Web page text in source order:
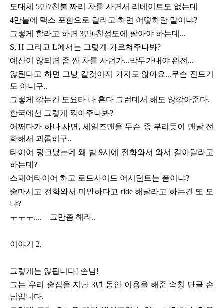
도대체 5만7천불 짜리 차를 사면서 리베이트도 없는데
4만불에 택스 포함으로 달라고 하면 어떻하란 말이냐?
그렇게 할라고 하면 3만6천정도에 팔아야 하는데...
S, H 그리고 L에서는 그렇게 가르쳐주나봐?
예산이 않되면 좀 싼 차를 사던가...막무가내야 완전...
않된다고 하면 그냥 갈것이지 가지도 않아요...무슨 진드기
도 아니구..
그렇게 깎는건 도요타 나 혼다 그런데서 해도 않깎아준다.
한국에선 그렇게 깎아주나봐?
어쩌다가 하나 사면, 세일즈맨을 무슨 종 부리듯이 맨날 전
화해서 괴롭히구..
타이어 펑크났는데 왜 밤 9시에 전화와서 와서 갈아달라고
하는데?
스페어타이어 하고 로드사이드 어시턴트는 폼이냐?
술마시고 전화와서 미안하다고 ride 해달라고 하는건 또 모
냐?
ㅜㅜㅜ....
그만좀 해라..
이야기 2.
그렇게는 않됩니다! 손님!
그는 우리 술집을 지난 3년 동안 이용을 해준 속칭 단골 손
님입니다.